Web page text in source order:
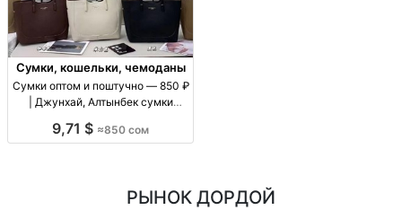
Сумки, кошельки, чемоданы
Сумки оптом и поштучно — 850 ₽
| Джунхай, Алтынбек сумки
по модели, повседневные, для
9,71 $ ≈850 сом
РЫНОК ДОРДОЙ